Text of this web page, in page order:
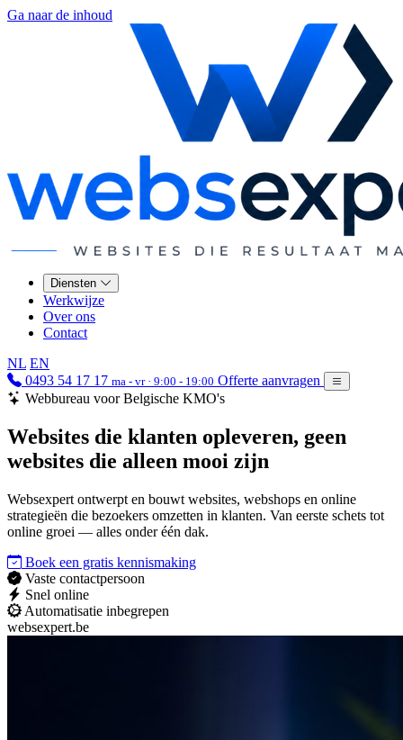
Ga naar de inhoud
Diensten
Werkwijze
Over ons
Contact
NL EN
0493 54 17 17 ma - vr · 9:00 - 19:00 Offerte aanvragen
Webbureau voor Belgische KMO's
Websites die klanten opleveren, geen
websites die alleen mooi zijn
Websexpert ontwerpt en bouwt websites, webshops en online
strategieën die bezoekers omzetten in klanten. Van eerste schets tot
online groei — alles onder één dak.
Boek een gratis kennismaking
Vaste contactpersoon
Snel online
Automatisatie inbegrepen
websexpert.be